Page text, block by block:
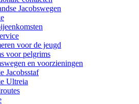
Jacobswegen
voor de jeugd
voor pelgrims
en voorzieningen
Jacobsstaf
Ultreia